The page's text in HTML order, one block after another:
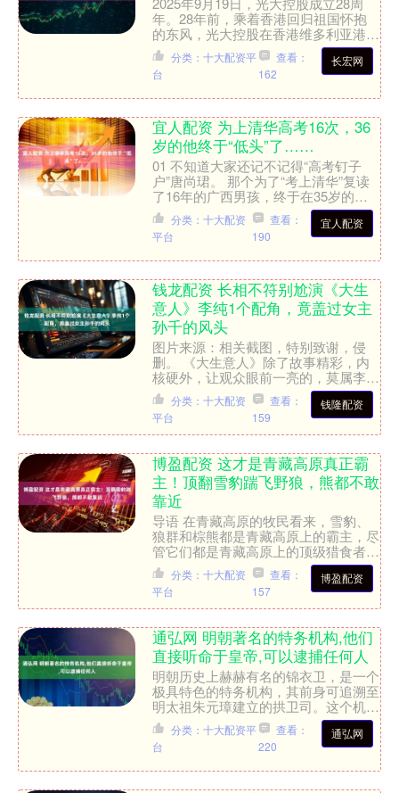
年。28年前，乘着香港回归祖国怀抱
的东风，光大控股在香港维多利亚港畔
诞生。秉承奋斗、坚韧与协作的狮子山
精神，光大控股不断....
长宏网
分类：十大配资平
台
查看：
162
宜人配资 为上清华高考16次，36
岁的他终于“低头”了……
01 不知道大家还记不记得“高考钉子
户”唐尚珺。 那个为了“考上清华”复读
了16年的广西男孩，终于在35岁的那
年，放弃了自己的执念，成为华南师范
大学的一名新生。....
宜人配资
分类：十大配资
平台
查看：
190
钱龙配资 长相不符别尬演《大生
意人》李纯1个配角，竟盖过女主
孙千的风头
图片来源：相关截图，特别致谢，侵
删。 《大生意人》除了故事精彩，内
核硬外，让观众眼前一亮的，莫属李纯
饰演的配角苏紫轩。 她自带一种没落
贵族的底蕴感。 貂皮大衣配....钱隆配资
分类：十大配资
平台
查看：
159
博盈配资 这才是青藏高原真正霸
主！顶翻雪豹踹飞野狼，熊都不敢
靠近
导语 在青藏高原的牧民看来，雪豹、
狼群和棕熊都是青藏高原上的霸主，尽
管它们都是青藏高原上的顶级猎食者，
但是最危险的动物神奇的又翻出来了，
它就是野牦牛。野牦牛的身....博盈配资
分类：十大配资
平台
查看：
157
通弘网 明朝著名的特务机构,他们
直接听命于皇帝,可以逮捕任何人
明朝历史上赫赫有名的锦衣卫，是一个
极具特色的特务机构，其前身可追溯至
明太祖朱元璋建立的拱卫司。这个机构
历经演变，先改为亲军都尉府，统管仪
鸾司，负责皇帝的仪仗和侍....
通弘网
分类：十大配资平
台
查看：
220